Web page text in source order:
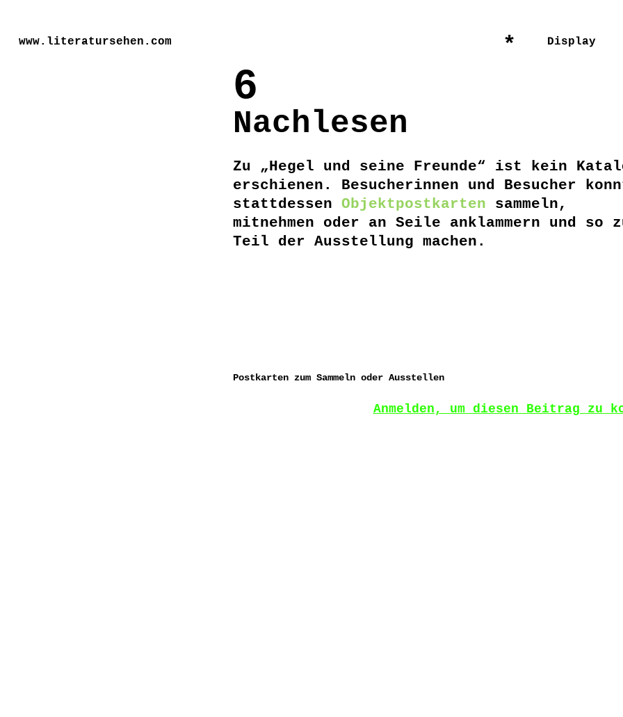
www.literatursehen.com * Display
6
Nachlesen
Zu „Hegel und seine Freunde“ ist kein
erschienen. Besucherinnen und Besucher
stattdessen Objektpostkarten sammeln,
mitnehmen oder an Seile anklammern und so
Teil der Ausstellung machen.
Postkarten zum Sammeln oder Ausstellen
Anmelden, um diesen Beitrag zu